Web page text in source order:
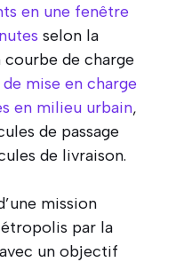
en une fenêtre
selon la
de charge
mise en charge
en milieu urbain,
de passage
de livraison.
mission
par la
un objectif